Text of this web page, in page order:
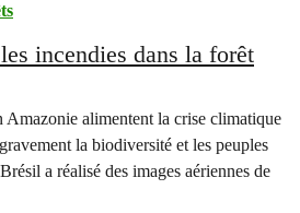
incendies dans la forêt
Amazonie alimentent la crise climatique
la biodiversité et les peuples
a réalisé des images aériennes de